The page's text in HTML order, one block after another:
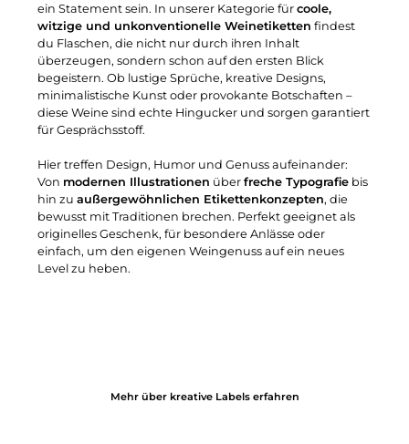
ein Statement sein. In unserer Kategorie für coole,
witzige und unkonventionelle Weinetiketten findest
du Flaschen, die nicht nur durch ihren Inhalt
überzeugen, sondern schon auf den ersten Blick
begeistern. Ob lustige Sprüche, kreative Designs,
minimalistische Kunst oder provokante Botschaften –
diese Weine sind echte Hingucker und sorgen garantiert
für Gesprächsstoff.
Hier treffen Design, Humor und Genuss aufeinander:
Von modernen Illustrationen über freche Typografie bis
hin zu außergewöhnlichen Etikettenkonzepten, die
bewusst mit Traditionen brechen. Perfekt geeignet als
originelles Geschenk, für besondere Anlässe oder
einfach, um den eigenen Weingenuss auf ein neues
Level zu heben.
Mehr über kreative Labels erfahren